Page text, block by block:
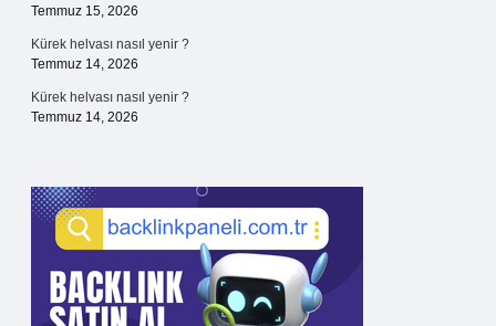
Temmuz 15, 2026
Kürek helvası nasıl yenir ?
Temmuz 14, 2026
Kürek helvası nasıl yenir ?
Temmuz 14, 2026